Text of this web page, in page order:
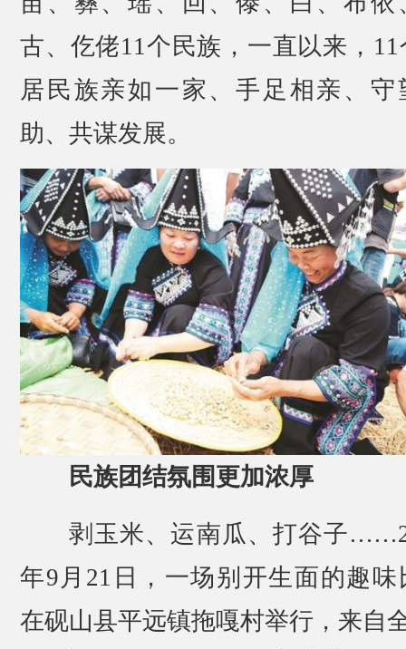
古、仡佬11个民族，一直以来，11
居民族亲如一家、手足相亲、守
助、共谋发展。
民族团结氛围更加浓厚
剥玉米、运南瓜、打谷子
年9月21日，一场别开生面的趣味
在砚山县平远镇拖嘎村举行，来自